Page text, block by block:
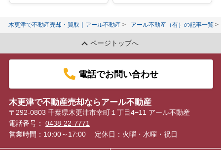
木更津で不動産売却・買取｜アール不動産 アール不動産（有）の記事一覧
ページトップへ
電話でお問い合わせ
木更津で不動産売却ならアール不動産
〒292-0803 千葉県木更津市幸町１丁目4−11 アール不動産
電話番号： 0438-22-7771
営業時間：10:00～17:00
定休日：火曜・水曜・祝日